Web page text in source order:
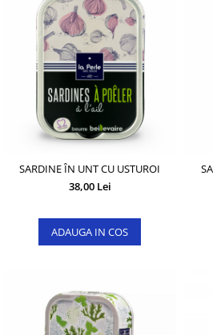
SARDINE ÎN UNT CU USTUROI
38,00 Lei
ADAUGA IN COS